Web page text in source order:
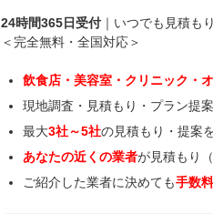
24時間365日受付｜いつでも見積も
＜完全無料・全国対応＞
飲食店・美容室・クリニック・
現地調査・見積もり・プラン提
最大3社～5社の見積もり・提案
あなたの近くの業者が見積もり
ご紹介した業者に決めても手数